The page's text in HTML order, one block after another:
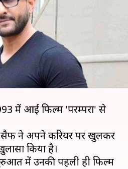
09:24 pm
सैफ अली खान आज इंडस्ट्री का
हैं।
में एक से एक बेहतरीन फिल्में
में आई फिल्म 'परम्परा' से
सैफ ने अपने करियर पर खुलकर
किया है।
में उनकी पहली ही फिल्म